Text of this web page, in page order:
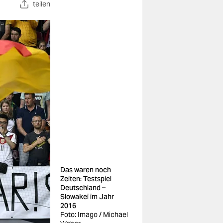
teilen
Das waren noch
Zeiten: Testspiel
Deutschland –
Slowakei im Jahr
2016
Foto: Imago / Michael